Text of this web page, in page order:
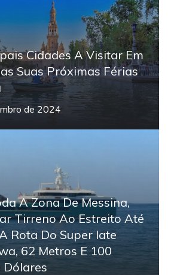
Cidades A Visitar Em
Suas Próximas Férias
de 2024
A Zona De Messina,
Tirreno Ao Estreito Até
Rota Do Super Iate
62 Metros E 100
Dólares